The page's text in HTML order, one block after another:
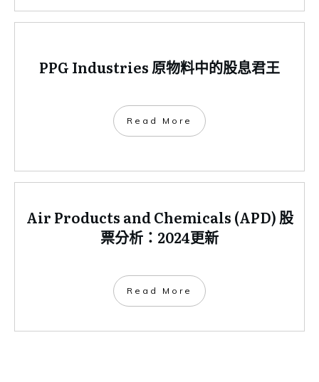
PPG Industries 原物料中的股息君王
​Read More
Air Products and Chemicals (APD) 股
票分析：2024更新
​Read More